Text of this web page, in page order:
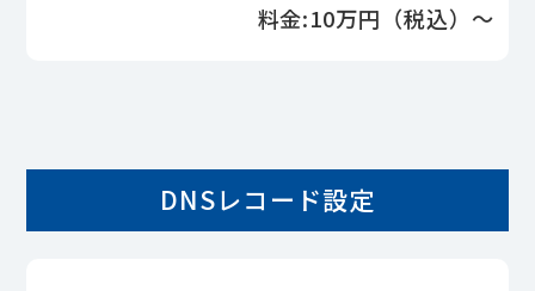
料金:10万円（税込）～
DNSレコード設定